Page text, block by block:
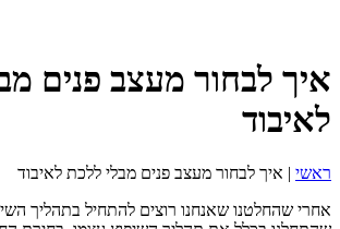
איך לבחור מעצב פנים
לאיבוד
ראשי
איך לבחור מעצב פנים מבלי ללכת לאיבוד
אחרי שהחלטנו שאנחנו רוצים להתחיל בתהליך